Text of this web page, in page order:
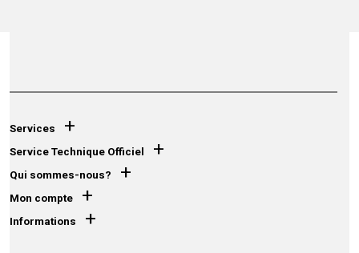
Services +
Service Technique Officiel +
Qui sommes-nous? +
Mon compte +
Informations +